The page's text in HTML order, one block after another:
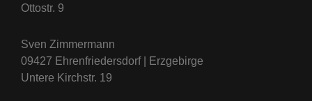
Ottostr. 9
Sven Zimmermann
09427 Ehrenfriedersdorf | Erzgebirge
Untere Kirchstr. 19